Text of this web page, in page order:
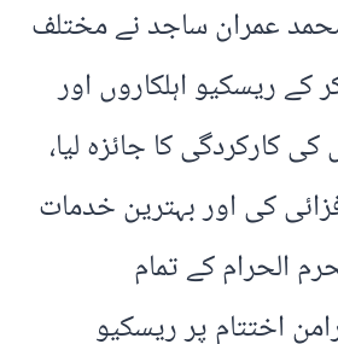
عمران ساجد نے مختلف
کے ریسکیو اہلکاروں اور
کارکردگی کا جائزہ لیا،
کی اور بہترین خدمات
الحرام کے تمام
اختتام پر ریسکیو